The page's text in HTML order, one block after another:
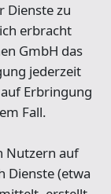
Dienste zu
erbracht
GmbH das
jederzeit
Erbringung
Fall.
Nutzern auf
Dienste (etwa